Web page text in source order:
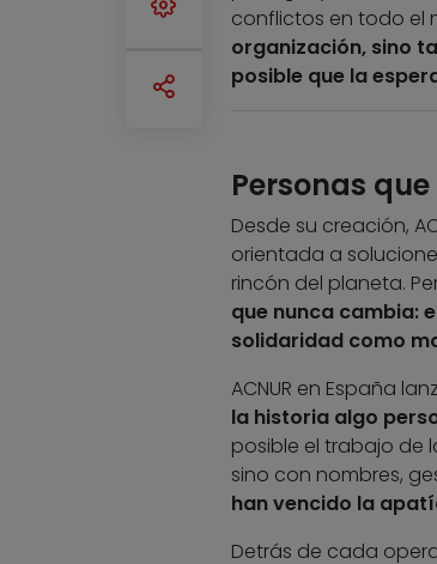
conflictos en todo el
organización, sino
posible que la
Personas
Desde su creación,
orientada a
rincón del planeta.
que nunca cambia:
solidaridad como
ACNUR en España
la historia algo
posible el trabajo de
sino con nombres,
han vencido la
Detrás de cada